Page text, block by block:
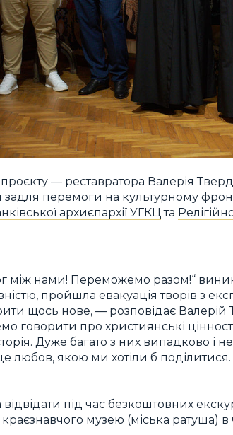
— реставратора Валерія
перемоги на культурному
архиєпархії УГКЦта
між нами! Переможемо разом!“
пройшла евакуація творів з
щось нове, — розповідає Валерій
говорити про християнські
Дуже багато з них випадково і
любов, якою ми хотіли б поділитися.
під час безкоштовних
краєзнавчого музею (міська ратуша)